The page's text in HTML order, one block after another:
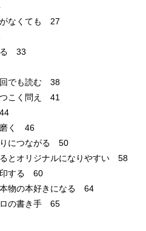
がなくても 27
る 33
回でも読む 38
こく問え 41
磨く 46
りにつながる 50
とオリジナルになりやすい 58
印する 60
物の本好きになる 64
ロの書き手 65